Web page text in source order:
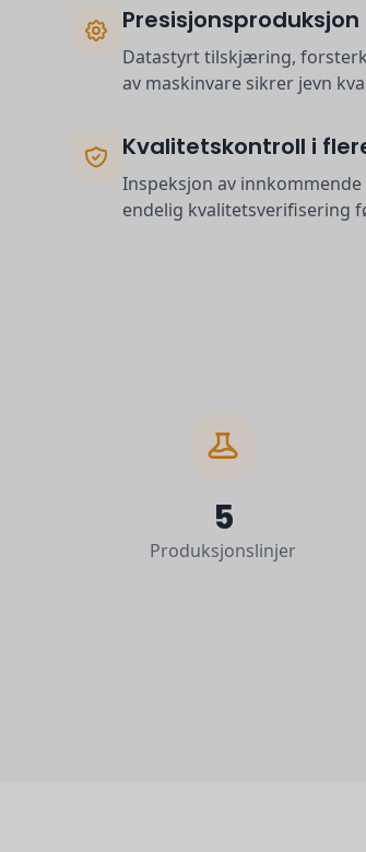
Presisjonsproduksjon
Datastyrt tilskjæring,
av maskinvare sikrer jevn
Kvalitetskontroll i
Inspeksjon av
endelig kvalitetsverifisering
5
Produksjonslinjer